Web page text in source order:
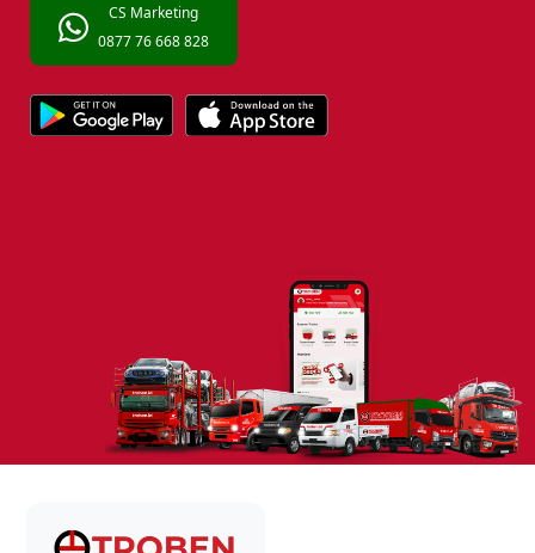
CS Marketing
0877 76 668 828